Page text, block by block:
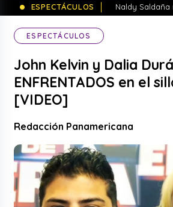
ESPECTÁCULOS
Naldy
ESPECTÁCULOS
John Kelvin y Dalia
ENFRENTADOS en el
[VIDEO]
Redacción Panamericana